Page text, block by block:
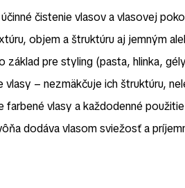
čistenie vlasov a vlasovej
objem a štruktúru aj jemným
základ pre styling (pasta, hlinka,
vlasy – nezmäkčuje ich štruktúru,
farbené vlasy a každodenné použitie
dodáva vlasom sviežosť a